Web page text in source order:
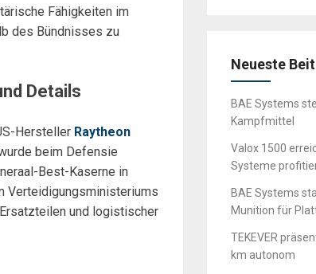
Fähigkeiten im
des Bündnisses zu
Details
Hersteller Raytheon
beim Defensie
Best-Kaserne in
Verteidigungsministeriums
und logistischer
Neueste
BAE Systems
Kampfmittel
Valox 1500
Systeme
BAE Systems
Munition für
TEKEVER
km autonom